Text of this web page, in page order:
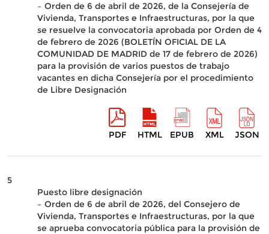
– Orden de 6 de abril de 2026, de la Consejería de
Vivienda, Transportes e Infraestructuras, por la que
se resuelve la convocatoria aprobada por Orden de 4
de febrero de 2026 (BOLETÍN OFICIAL DE LA
COMUNIDAD DE MADRID de 17 de febrero de 2026)
para la provisión de varios puestos de trabajo
vacantes en dicha Consejería por el procedimiento
de Libre Designación
PDF HTML EPUB XML JSON
5
Puesto libre designación
– Orden de 6 de abril de 2026, del Consejero de
Vivienda, Transportes e Infraestructuras, por la que
se aprueba convocatoria pública para la provisión de